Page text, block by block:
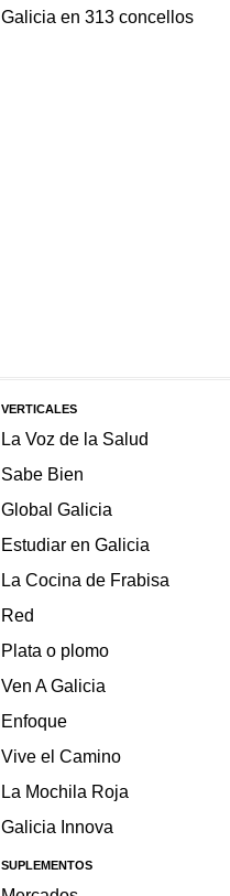
Galicia en 313 concellos
VERTICALES
La Voz de la Salud
Sabe Bien
Global Galicia
Estudiar en Galicia
La Cocina de Frabisa
Red
Plata o plomo
Ven A Galicia
Enfoque
Vive el Camino
La Mochila Roja
Galicia Innova
SUPLEMENTOS